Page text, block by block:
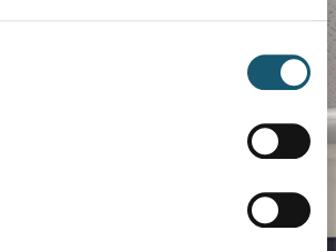
más eficaz el día a día de